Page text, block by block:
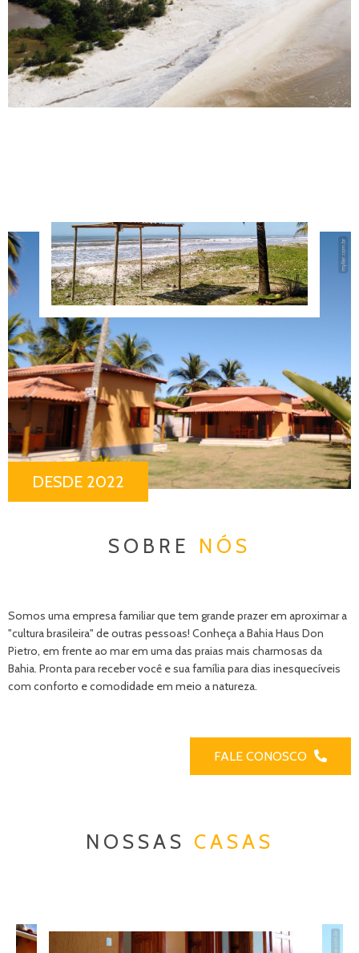
DESDE 2022
SOBRE NÓS
Somos uma empresa familiar que tem grande prazer em aproximar a
"cultura brasileira" de outras pessoas! Conheça a Bahia Haus Don
Pietro, em frente ao mar em uma das praias mais charmosas da
Bahia. Pronta para receber você e sua família para dias inesquecíveis
com conforto e comodidade em meio a natureza.
FALE CONOSCO
NOSSAS CASAS